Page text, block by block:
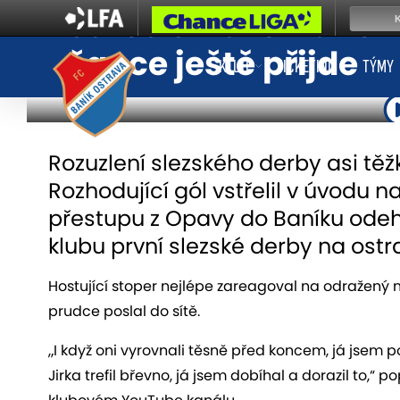
KLUB TICKETING TÝMY
Jaroslav Svozil:
šance ještě přijde
Rozuzlení slezského derby asi
Rozhodující gól vstřelil v úvodu
přestupu z Opavy do Baníku
klubu první slezské derby na
Hostující stoper nejlépe zareagoval na odražený
prudce poslal do sítě.
„I když oni vyrovnali těsně před koncem, já jsem
Jirka trefil břevno, já jsem dobíhal a dorazil to,“